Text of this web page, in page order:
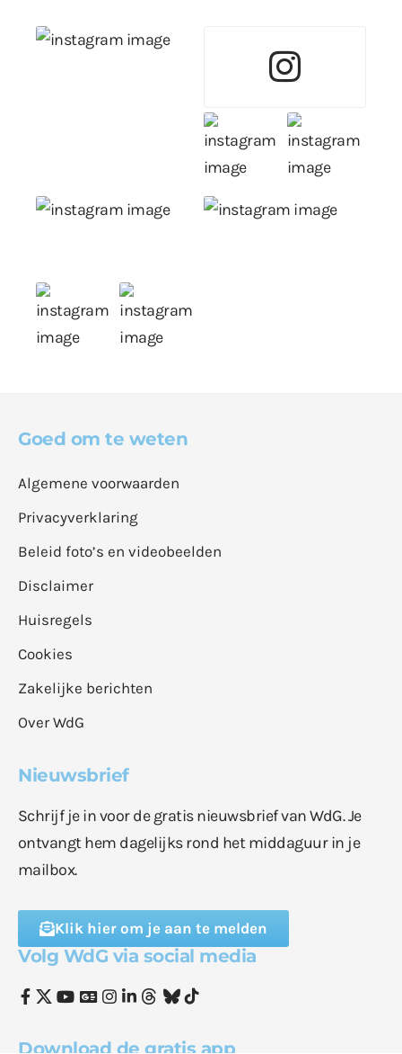
Goed om te weten
Algemene voorwaarden
Privacyverklaring
Beleid foto’s en videobeelden
Disclaimer
Huisregels
Cookies
Zakelijke berichten
Over WdG
Nieuwsbrief
Schrijf je in voor de gratis nieuwsbrief van WdG. Je
ontvangt hem dagelijks rond het middaguur in je
mailbox.
Klik hier om je aan te melden
Volg WdG via social media
Download de gratis app